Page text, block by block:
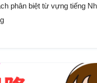
phân biệt từ vựng tiếng